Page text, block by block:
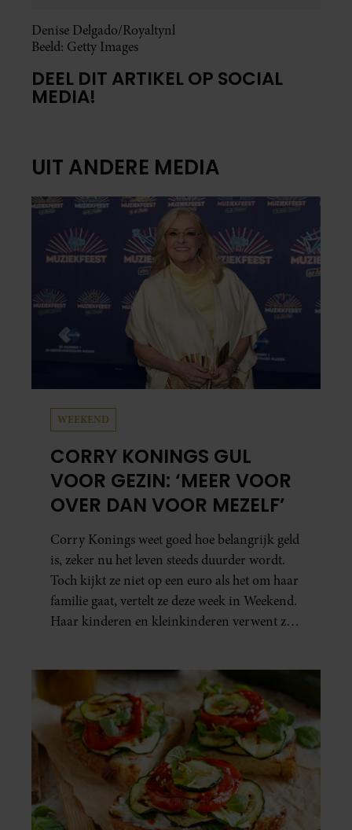
Denise Delgado/Royaltynl
Beeld: Getty Images
DEEL DIT ARTIKEL OP SOCIAL
MEDIA!
UIT ANDERE MEDIA
WEEKEND
CORRY KONINGS GUL
VOOR GEZIN: ‘MEER VOOR
OVER DAN VOOR MEZELF’
Corry Konings weet goed hoe belangrijk geld
is, zeker nu het leven steeds duurder wordt.
Toch kijkt ze niet op een euro als het om haar
familie gaat, vertelt ze deze week in Weekend.
Haar kinderen en kleinkinderen verwent ze